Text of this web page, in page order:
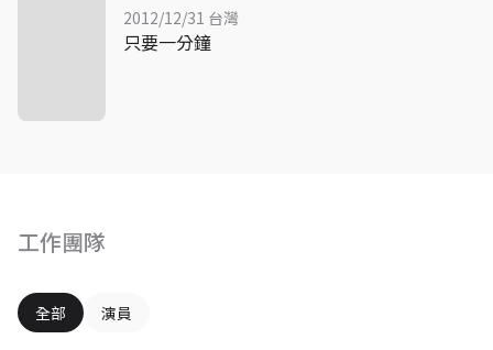
工作團隊
全部 演員
2012/12/31 台灣
只要一分鐘